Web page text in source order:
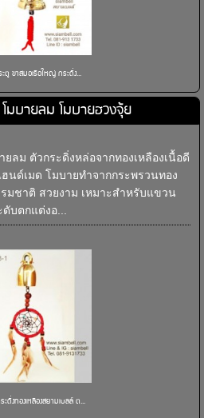
ตู ขาสมอเรือใหญ่ กระดิ่ง...
มบายลม โมบายฮวงจุ้ย
ยลม ตัวกระดิ่งหล่อจากทองเหลืองเนื้อดี
นด์เมด โมบายทำจากกระพรวนทอง
มชาติ สวยงาม เหมาะสำหรับแขวน
บตกแต่งอ...
ดิ่งทองเหลืองสยามเบลล์ ต...